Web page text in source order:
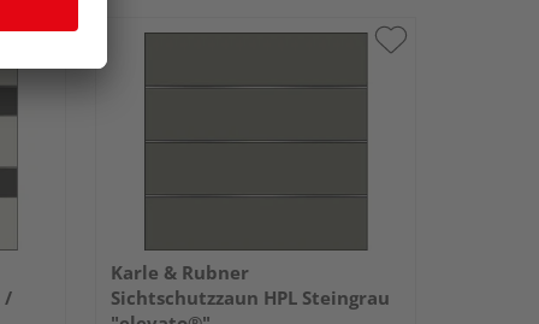
/
Karle & Rubner
Sichtschutzzaun HPL Steingrau